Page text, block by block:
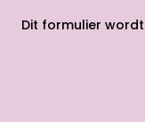
Dit formulier wordt